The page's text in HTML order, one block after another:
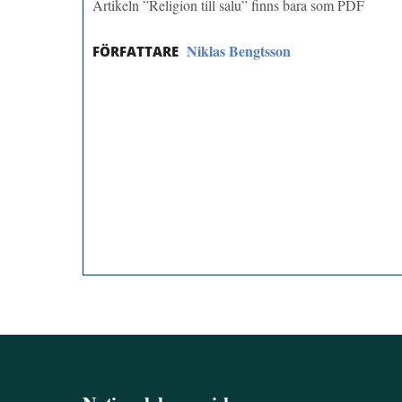
Artikeln ”Religion till salu” finns bara som PDF
FÖRFATTARE Niklas Bengtsson